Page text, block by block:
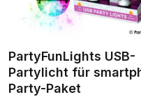
PartyFunLights USB-
Partylicht für
Party-Paket